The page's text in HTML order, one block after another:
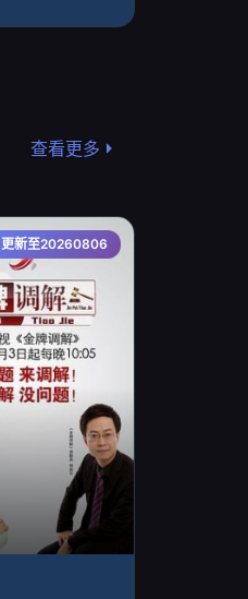
查看更多
更新至20260806